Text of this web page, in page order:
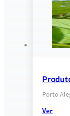
Porto
Ver